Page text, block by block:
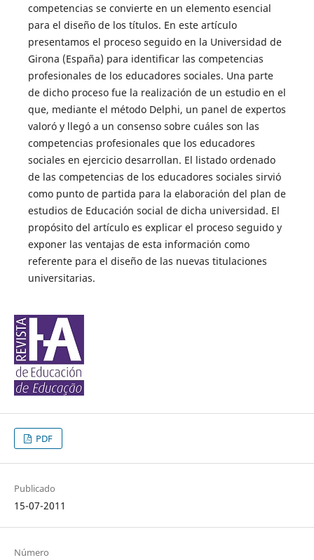
competencias se convierte en un elemento esencial
para el diseño de los títulos. En este artículo
presentamos el proceso seguido en la Universidad de
Girona (España) para identificar las competencias
profesionales de los educadores sociales. Una parte
de dicho proceso fue la realización de un estudio en el
que, mediante el método Delphi, un panel de expertos
valoró y llegó a un consenso sobre cuáles son las
competencias profesionales que los educadores
sociales en ejercicio desarrollan. El listado ordenado
de las competencias de los educadores sociales sirvió
como punto de partida para la elaboración del plan de
estudios de Educación social de dicha universidad. El
propósito del artículo es explicar el proceso seguido y
exponer las ventajas de esta información como
referente para el diseño de las nuevas titulaciones
universitarias.
PDF
Publicado
15-07-2011
Número